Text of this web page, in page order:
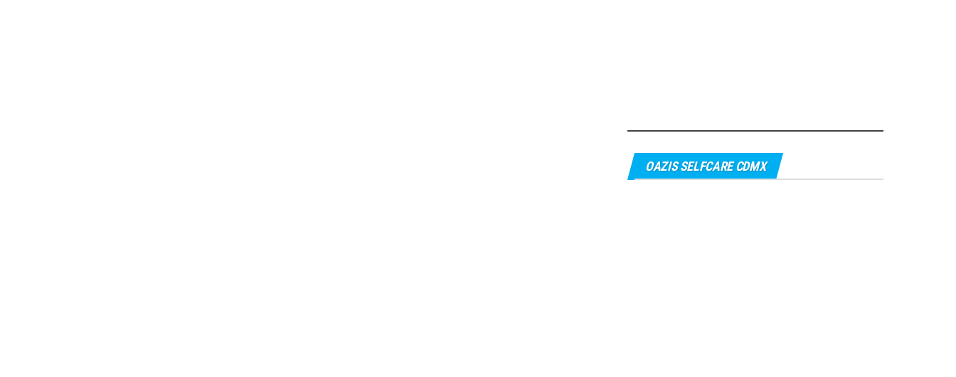
OAZIS SELFCARE CDMX